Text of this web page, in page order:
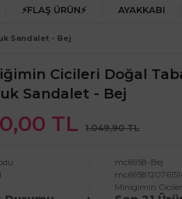
⚡FLAŞ ÜRÜN⚡ AYAKKABI
Sandalet - Bej
Cicileri Doğal
Sandalet - Bej
TL 1.049,90 TL
mc6958-Bej
Minigimin